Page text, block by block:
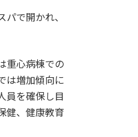
で開かれ、
重心病棟での
は増加傾向に
員を確保し目
健、健康教育